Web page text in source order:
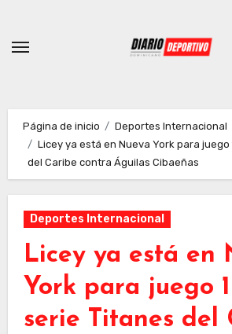
contenido
Página de inicio
Deportes Internacional
Licey ya está en Nueva York para juego
del Caribe contra Águilas Cibaeñas
Deportes Internacional
Licey ya está en
York para juego
serie Titanes del